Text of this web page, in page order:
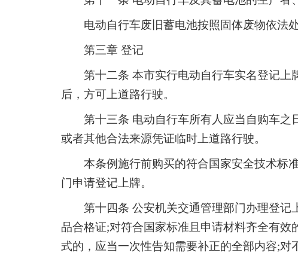
电动自行车废旧蓄电池按照固体废物依法
第三章 登记
第十二条 本市实行电动自行车实名登记
后，方可上道路行驶。
第十三条 电动自行车所有人应当自购车
或者其他合法来源凭证临时上道路行驶。
本条例施行前购买的符合国家安全技术标
门申请登记上牌。
第十四条 公安机关交通管理部门办理登
品合格证;对符合国家标准且申请材料齐全有
式的，应当一次性告知需要补正的全部内容;对